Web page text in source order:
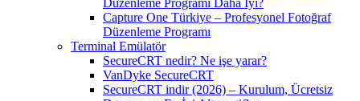
Düzenleme Programı Daha İyi?
Capture One Türkiye – Profesyonel Fotoğraf
Düzenleme Programı
Terminal Emülatör
SecureCRT nedir? Ne işe yarar?
VanDyke SecureCRT
SecureCRT indir (2026) – Kurulum, Ücretsiz